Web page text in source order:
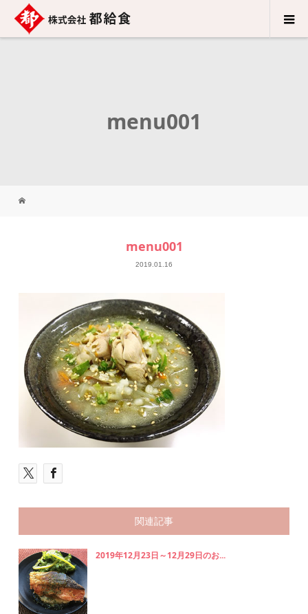
menu001
menu001
2019.01.16
関連記事
2019年12月23日～12月29日のお...